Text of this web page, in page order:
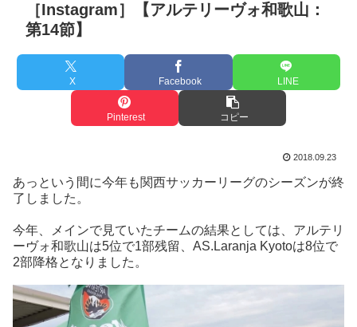
［Instagram］【アルテリーヴォ和歌山：
第14節】
X Facebook LINE
Pinterest コピー
2018.09.23
あっという間に今年も関西サッカーリーグのシーズンが終
了しました。
今年、メインで見ていたチームの結果としては、アルテリ
ーヴォ和歌山は5位で1部残留、AS.Laranja Kyotoは8位で
2部降格となりました。